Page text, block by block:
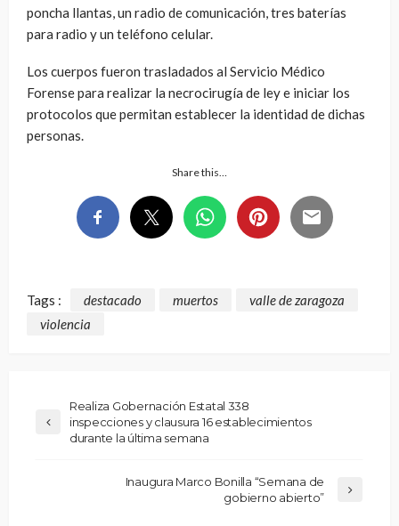
poncha llantas, un radio de comunicación, tres baterías
para radio y un teléfono celular.
Los cuerpos fueron trasladados al Servicio Médico
Forense para realizar la necrocirugía de ley e iniciar los
protocolos que permitan establecer la identidad de dichas
personas.
Share this…
Tags : destacado muertos
valle de zaragoza
violencia
Realiza Gobernación Estatal 338
inspecciones y clausura 16 establecimientos
durante la última semana
Inaugura Marco Bonilla “Semana de
gobierno abierto”